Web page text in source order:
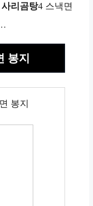
사리곰탕4 스낵면
봉지
봉지